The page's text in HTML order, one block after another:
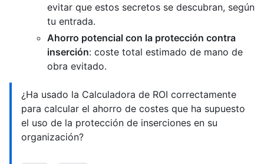
evitar que estos secretos se descubran, según
tu entrada.
Ahorro potencial con la protección contra
inserción: coste total estimado de mano de
obra evitado.
¿Ha usado la Calculadora de ROI correctamente
para calcular el ahorro de costes que ha supuesto
el uso de la protección de inserciones en su
organización?